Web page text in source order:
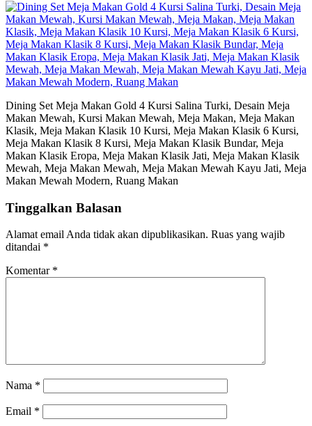
Dining Set Meja Makan Gold 4 Kursi Salina Turki, Desain Meja
Makan Mewah, Kursi Makan Mewah, Meja Makan, Meja Makan
Klasik, Meja Makan Klasik 10 Kursi, Meja Makan Klasik 6 Kursi,
Meja Makan Klasik 8 Kursi, Meja Makan Klasik Bundar, Meja
Makan Klasik Eropa, Meja Makan Klasik Jati, Meja Makan Klasik
Mewah, Meja Makan Mewah, Meja Makan Mewah Kayu Jati, Meja
Makan Mewah Modern, Ruang Makan
Tinggalkan Balasan
Alamat email Anda tidak akan dipublikasikan. Ruas yang wajib
ditandai *
Komentar *
Nama *
Email *